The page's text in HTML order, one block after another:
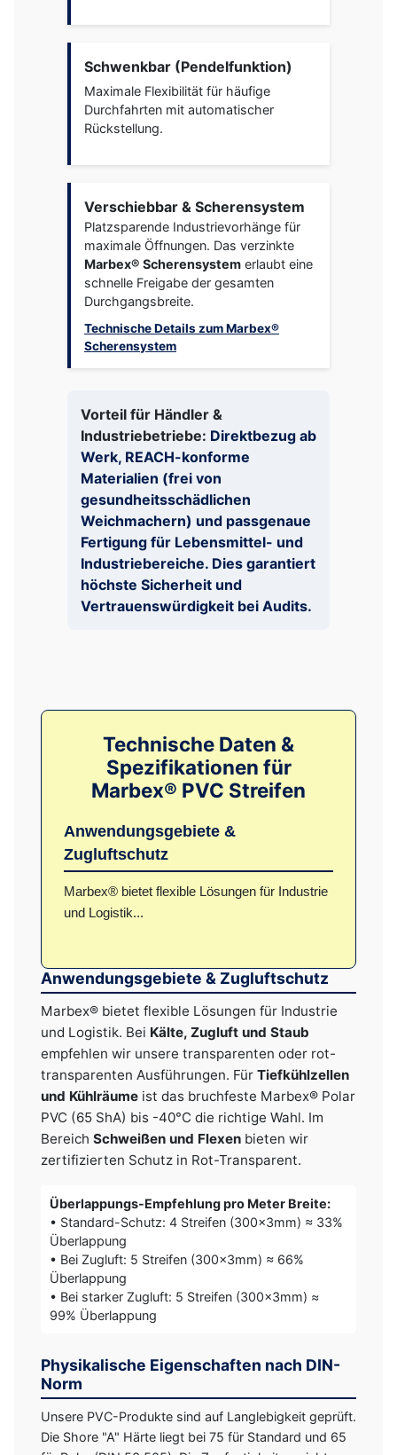
Schwenkbar (Pendelfunktion)
Maximale Flexibilität für häufige
Durchfahrten mit automatischer
Rückstellung.
Verschiebbar & Scherensystem
Platzsparende Industrievorhänge für
maximale Öffnungen. Das verzinkte
Marbex® Scherensystem erlaubt eine
schnelle Freigabe der gesamten
Durchgangsbreite.
Technische Details zum Marbex®
Scherensystem
Vorteil für Händler &
Industriebetriebe: Direktbezug ab
Werk, REACH-konforme
Materialien (frei von
gesundheitsschädlichen
Weichmachern) und passgenaue
Fertigung für Lebensmittel- und
Industriebereiche. Dies garantiert
höchste Sicherheit und
Vertrauenswürdigkeit bei Audits.
Technische Daten &
Spezifikationen für
Marbex® PVC Streifen
Anwendungsgebiete &
Zugluftschutz
Marbex® bietet flexible Lösungen für Industrie
und Logistik...
Anwendungsgebiete & Zugluftschutz
Marbex® bietet flexible Lösungen für Industrie
und Logistik. Bei Kälte, Zugluft und Staub
empfehlen wir unsere transparenten oder rot-
transparenten Ausführungen. Für Tiefkühlzellen
und Kühlräume ist das bruchfeste Marbex® Polar
PVC (65 ShA) bis -40°C die richtige Wahl. Im
Bereich Schweißen und Flexen bieten wir
zertifizierten Schutz in Rot-Transparent.
Überlappungs-Empfehlung pro Meter Breite:
• Standard-Schutz: 4 Streifen (300x3mm) ≈ 33%
Überlappung
• Bei Zugluft: 5 Streifen (300x3mm) ≈ 66%
Überlappung
• Bei starker Zugluft: 5 Streifen (300x3mm) ≈
99% Überlappung
Physikalische Eigenschaften nach DIN-
Norm
Unsere PVC-Produkte sind auf Langlebigkeit geprüft.
Die Shore "A" Härte liegt bei 75 für Standard und 65